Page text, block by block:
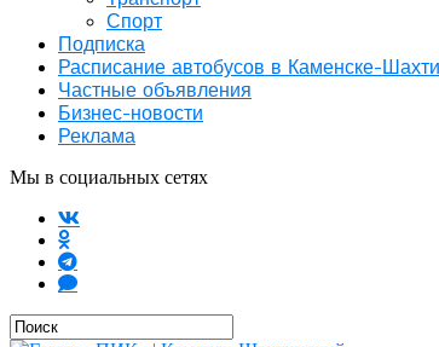
Спорт
Подписка
Расписание автобусов в Каменске-
Частные объявления
Бизнес-новости
Реклама
Мы в социальных сетях